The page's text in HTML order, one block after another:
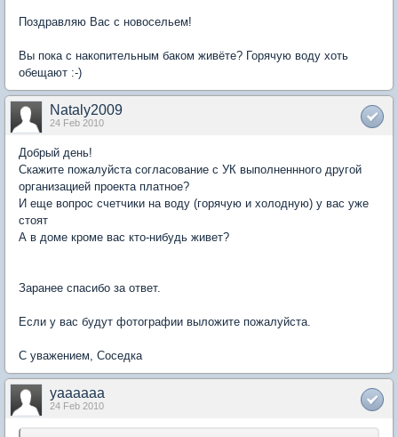
Поздравляю Вас с новосельем!
Вы пока с накопительным баком живёте? Горячую воду хоть
обещают :-)
Nataly2009
24 Feb 2010
Добрый день!
Скажите пожалуйста согласование с УК выполненнного другой
организацией проекта платное?
И еще вопрос счетчики на воду (горячую и холодную) у вас уже
стоят
А в доме кроме вас кто-нибудь живет?
Заранее спасибо за ответ.
Если у вас будут фотографии выложите пожалуйста.
С уважением, Соседка
yaaaaaa
24 Feb 2010